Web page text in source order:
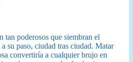
tan poderosos que siembran el
su paso, ciudad tras ciudad. Matar
convertiría a cualquier brujo en